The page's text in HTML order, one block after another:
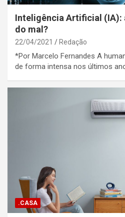
Inteligência Artificial (IA):
do mal?
22/04/2021 Redação
*Por Marcelo Fernandes A
de forma intensa nos últimos
.CASA